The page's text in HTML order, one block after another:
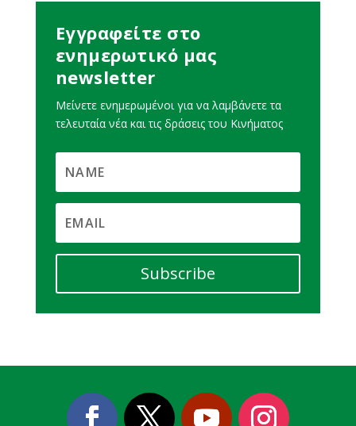
Εγγραφείτε στο
ενημερωτικό μας
newsletter
Μείνετε ενημερωμένοι για να λαμβάνετε τα
τελευταία νέα και τις δράσεις του Κινήματος
Subscribe